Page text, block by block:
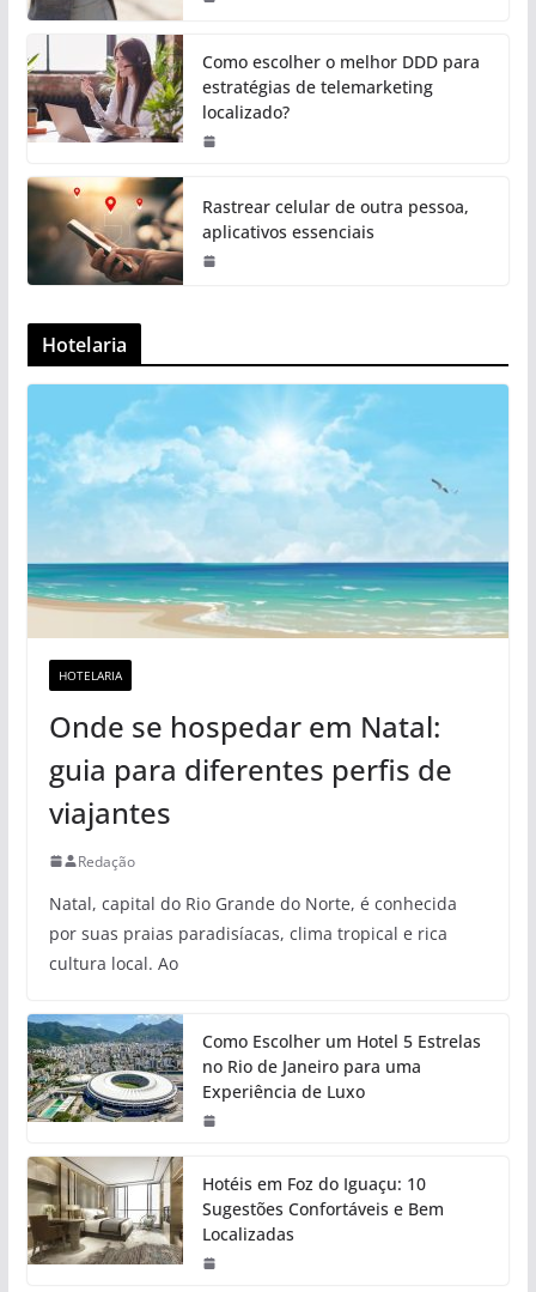
Como escolher o melhor DDD para
estratégias de telemarketing
localizado?
Rastrear celular de outra pessoa,
aplicativos essenciais
Hotelaria
HOTELARIA
Onde se hospedar em Natal:
guia para diferentes perfis de
viajantes
Redação
Natal, capital do Rio Grande do Norte, é conhecida
por suas praias paradisíacas, clima tropical e rica
cultura local. Ao
Como Escolher um Hotel 5 Estrelas
no Rio de Janeiro para uma
Experiência de Luxo
Hotéis em Foz do Iguaçu: 10
Sugestões Confortáveis e Bem
Localizadas